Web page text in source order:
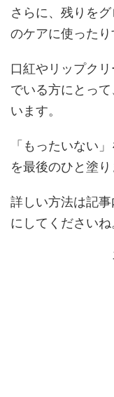
さらに、残りを
のケアに使ったり
口紅やリップク
でいる方にとっ
います。
「もったいない
を最後のひと塗
詳しい方法は記
にしてくださいね